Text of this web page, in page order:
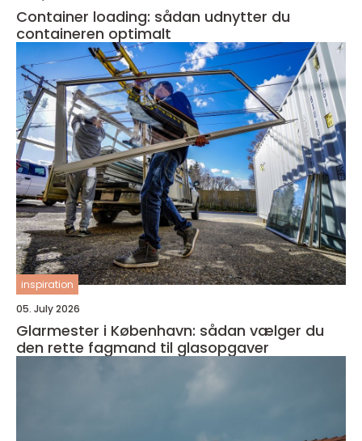
Container loading: sådan udnytter du
containeren optimalt
inspiration
05. July 2026
Glarmester i København: sådan vælger du
den rette fagmand til glasopgaver